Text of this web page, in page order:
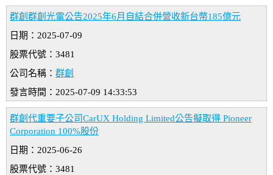
群創群創光電公告2025年6月自結合併營收新台幣185億元
日期：2025-07-09
股票代號：3481
公司名稱： 群創
發言時間：2025-07-09 14:33:53
群創代重要子公司CarUX Holding Limited公告擬取得 Pioneer
Corporation 100%股份
日期：2025-06-26
股票代號：3481